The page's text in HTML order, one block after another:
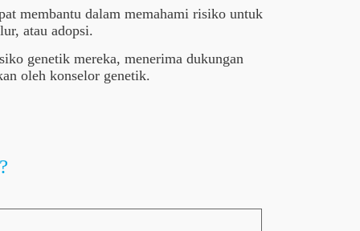
membantu dalam memahami risiko untuk
atau adopsi.
genetik mereka, menerima dukungan
oleh konselor genetik.